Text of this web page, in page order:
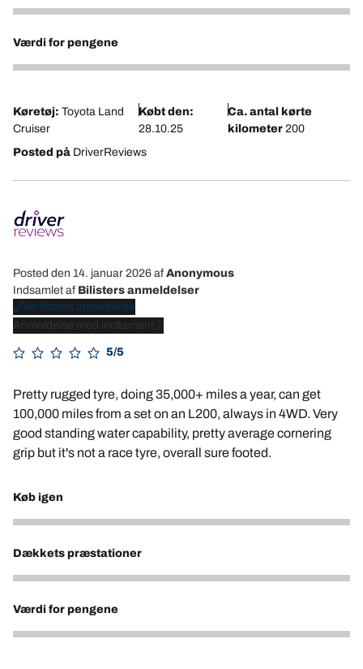
3
Værdi for pengene
3
Køretøj: Toyota Land
Cruiser
Købt den:
28.10.25
Ca. antal kørte
kilometer 200
Posted på DriverReviews
Posted den 14. januar 2026 af Anonymous
Indsamlet af Bilisters anmeldelser
Verificeret anmeldelse
Anmeldelse med incitament
5/5
Pretty rugged tyre, doing 35,000+ miles a year, can get
100,000 miles from a set on an L200, always in 4WD. Very
good standing water capability, pretty average cornering
grip but it's not a race tyre, overall sure footed.
Køb igen
5
Dækkets præstationer
4
Værdi for pengene
5